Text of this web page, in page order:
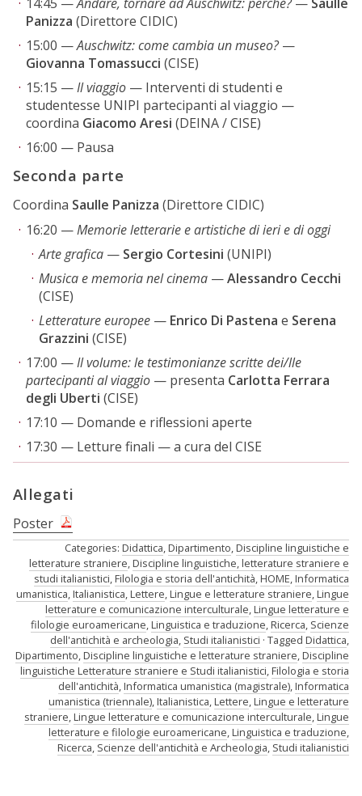
14:45 —Andare, tornare ad Auschwitz: perché?— Saulle
Panizza (Direttore CIDIC)
15:00 —Auschwitz: come cambia un museo?—
Giovanna Tomassucci (CISE)
15:15 —Il viaggio — Interventi di studenti e
studentesse UNIPI partecipanti al viaggio —
coordina Giacomo Aresi (DEINA / CISE)
16:00 — Pausa
Seconda parte
Coordina Saulle Panizza (Direttore CIDIC)
16:20 —Memorie letterarie e artistiche di ieri e di oggi
Arte grafica — Sergio Cortesini (UNIPI)
Musica e memoria nel cinema —Alessandro Cecchi
(CISE)
Letterature europee — Enrico Di Pastena e Serena
Grazzini (CISE)
17:00 —Il volume: le testimonianze scritte dei/lle
partecipanti al viaggio — presenta Carlotta Ferrara
degli Uberti (CISE)
17:10 — Domande e riflessioni aperte
17:30 — Letture finali — a cura del CISE
Allegati
Poster
Categories: Didattica,Dipartimento,Discipline linguistiche e
letterature straniere,Discipline linguistiche, letterature straniere e
studi italianistici,Filologia e storia dell'antichità,HOME,Informatica
umanistica,Italianistica,Lettere,Lingue e letterature straniere,Lingue
letterature e comunicazione interculturale,Lingue letterature e
filologie euroamericane,Linguistica e traduzione,Ricerca, Scienze
dell'antichità e archeologia, Studi italianistici Tagged Didattica,
Dipartimento,Discipline linguistiche e letterature straniere,Discipline
linguistiche Letterature straniere e Studi italianistici,Filologia e storia
dell'antichità,Informatica umanistica (magistrale),Informatica
umanistica (triennale),Italianistica,Lettere,Lingue e letterature
straniere,Lingue letterature e comunicazione interculturale,Lingue
letterature e filologie euroamericane,Linguistica e traduzione,
Ricerca, Scienze dell'antichità e Archeologia, Studi italianistici